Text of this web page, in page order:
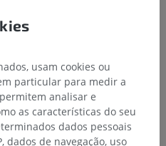
usam cookies ou
particular para medir a
analisar e
as características do seu
dados pessoais
dados de navegação, uso